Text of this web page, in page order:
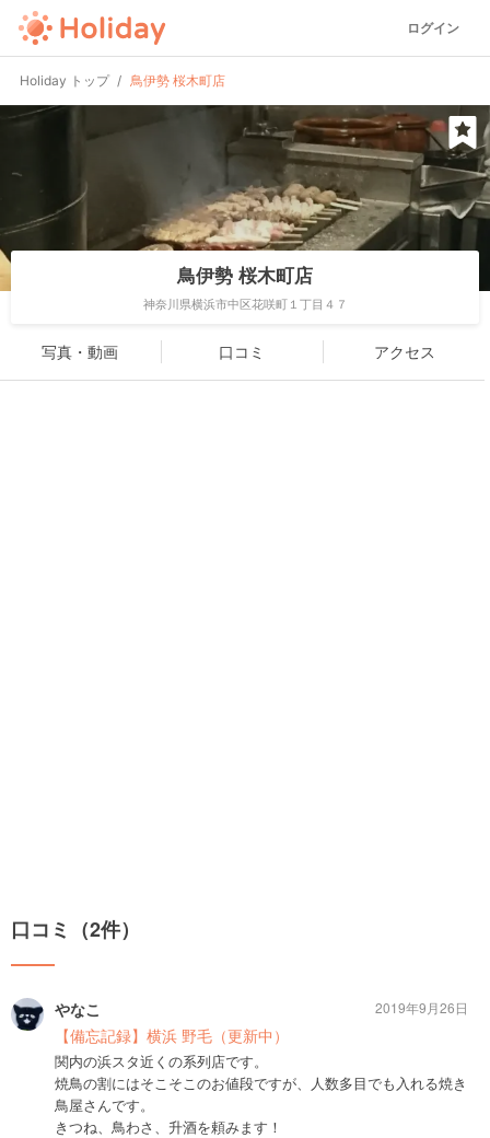
ログイン
Holiday トップ 鳥伊勢 桜木町店
鳥伊勢 桜木町店
神奈川県横浜市中区花咲町１丁目４７
写真・動画 口コミ アクセス
口コミ（2件）
やなこ
【備忘記録】横浜 野毛（更新中）
関内の浜スタ近くの系列店です。
焼鳥の割にはそこそこのお値段ですが、人数多目でも入れる焼き
鳥屋さんです。
きつね、鳥わさ、升酒を頼みます！
2019年9月26日